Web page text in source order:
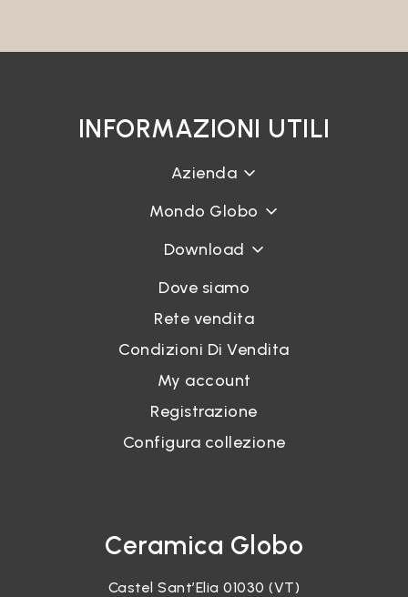
INFORMAZIONI UTILI
Azienda
Mondo Globo
Download
Dove siamo
Rete vendita
Condizioni Di Vendita
My account
Registrazione
Configura collezione
Ceramica Globo
Castel Sant’Elia 01030 (VT)